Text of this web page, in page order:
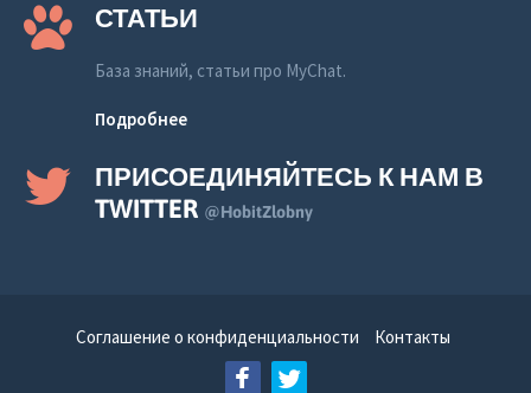
СТАТЬИ
База знаний, статьи про MyChat.
Подробнее
ПРИСОЕДИНЯЙТЕСЬ К НАМ В
TWITTER @HobitZlobny
Соглашение о конфиденциальности Контакты